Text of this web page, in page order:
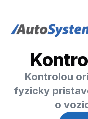
auto-system logo
Kontrolou
fyzicky
o